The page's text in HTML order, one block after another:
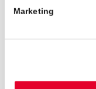
Marketing